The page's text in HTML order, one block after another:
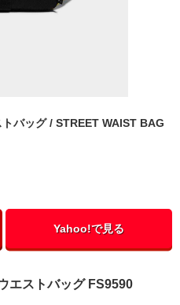
バッグ / STREET WAIST BAG
Yahoo!で見る
エストバッグ FS9590